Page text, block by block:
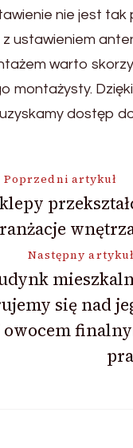
nie jest tak
ustawieniem
warto
montażysty.
dostęp
Poprzedni artykuł
Następny artykuł
się nad